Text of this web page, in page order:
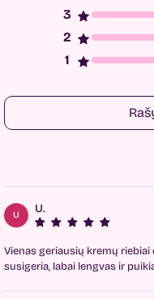
U U.
Vienas geriausių kremų riebiai
susigeria, labai lengvas ir